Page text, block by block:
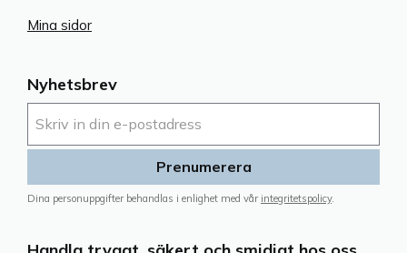
Nyhetsbrev
Prenumerera
Dina personuppgifter behandlas i enlighet med vår integritetspolicy.
Mina sidor